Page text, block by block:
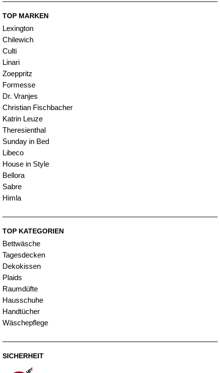
TOP MARKEN
Lexington
Chilewich
Culti
Linari
Zoeppritz
Formesse
Dr. Vranjes
Christian Fischbacher
Katrin Leuze
Theresienthal
Sunday in Bed
Libeco
House in Style
Bellora
Sabre
Himla
TOP KATEGORIEN
Bettwäsche
Tagesdecken
Dekokissen
Plaids
Raumdüfte
Hausschuhe
Handtücher
Wäschepflege
SICHERHEIT